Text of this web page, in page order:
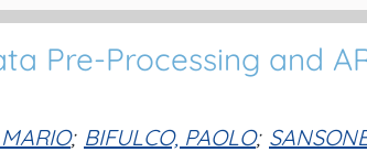
Pre-Processing and
; BIFULCO, PAOLO;